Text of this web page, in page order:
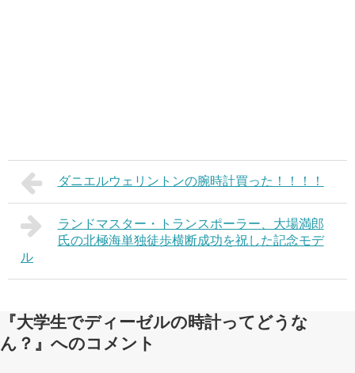
ダニエルウェリントンの腕時計買った！！！！
ランドマスター・トランスポーラー、大場満郎
氏の北極海単独徒歩横断成功を祝した記念モデ
ル
『大学生でディーゼルの時計ってどうな
ん？』へのコメント